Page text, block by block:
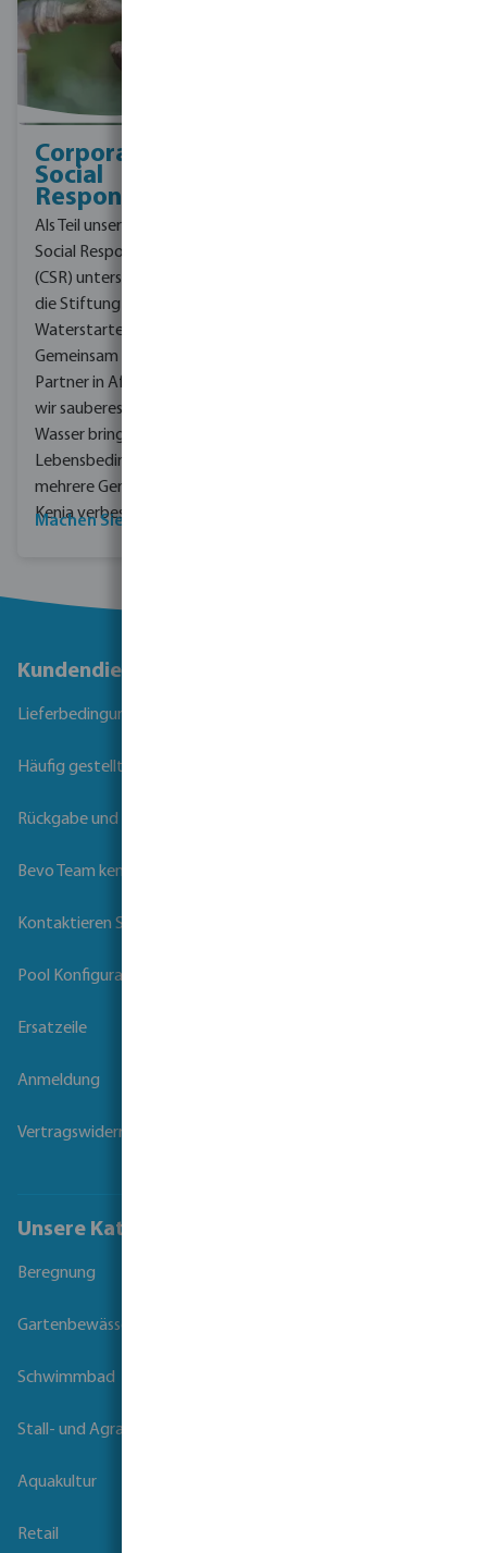
Corporate
Social
Responsibility
Als Teil unserer Corporate
Social Responsibility
(CSR) unterstützt bevo
die Stiftung
Waterstarters.
Gemeinsam mit unserem
Partner in Afrika wollen
wir sauberes und sicheres
Wasser bringen und die
Lebensbedingungen für
mehrere Gemeinden in
Kenia verbessern.
Machen Sie mit!
Kundendienst
Lieferbedingungen
Häufig gestellte Fragen
Rückgabe und Garantie
Bevo Team kennenlernen
Kontaktieren Sie uns
Pool Konfigurator
Ersatzeile
Anmeldung
Vertragswiderruf
Unsere Kataloge
Beregnung
Gartenbewässerung
Schwimmbad
Stall- und Agrartechnik
Aquakultur
Retail